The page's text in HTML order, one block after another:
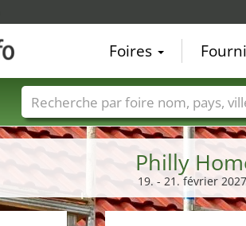
Philly
19. - 21. février
Foires
Foire noms Pays Villes